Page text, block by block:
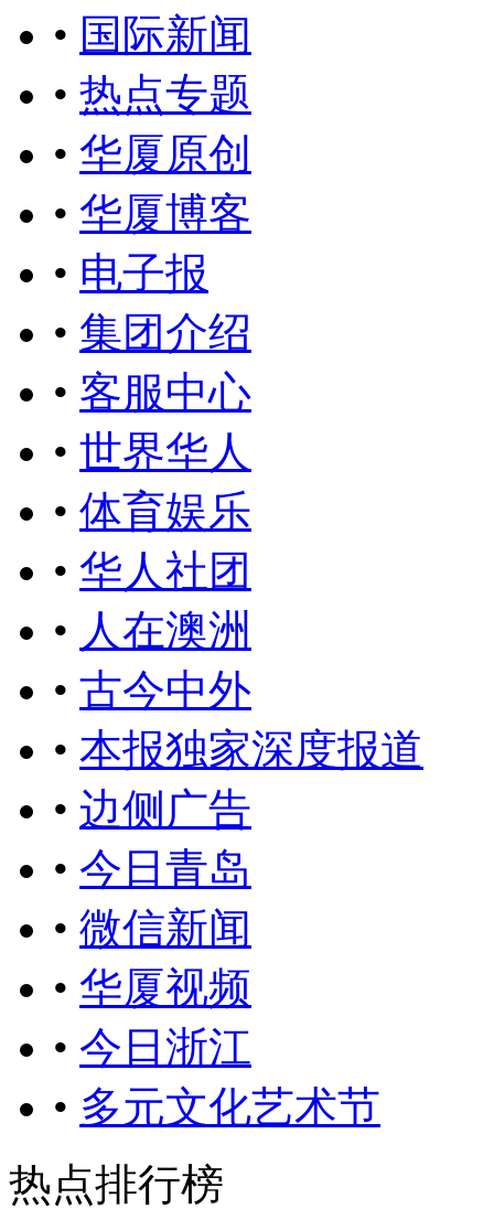
• 国际新闻
• 热点专题
• 华厦原创
• 华厦博客
• 电子报
• 集团介绍
• 客服中心
• 世界华人
• 体育娱乐
• 华人社团
• 人在澳洲
• 古今中外
• 本报独家深度报道
• 边侧广告
• 今日青岛
• 微信新闻
• 华厦视频
• 今日浙江
• 多元文化艺术节
热点排行榜